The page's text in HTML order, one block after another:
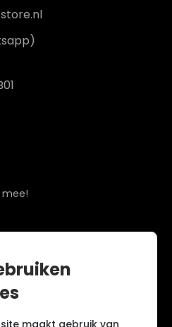
mee!